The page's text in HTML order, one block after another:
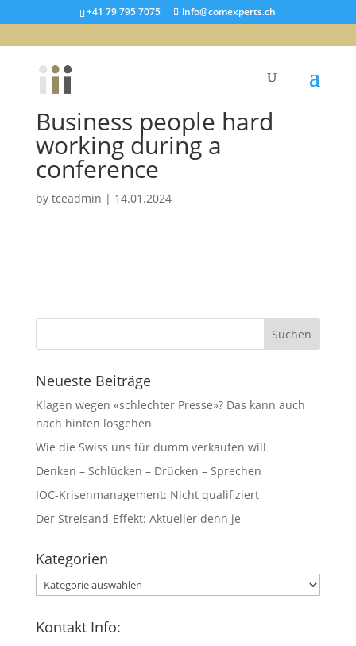
+41 79 795 7075 info@comexperts.ch
Business people hard
working during a
conference
by tceadmin | 14.01.2024
Neueste Beiträge
Klagen wegen «schlechter Presse»? Das kann auch
nach hinten losgehen
Wie die Swiss uns für dumm verkaufen will
Denken – Schlücken – Drücken – Sprechen
IOC-Krisenmanagement: Nicht qualifiziert
Der Streisand-Effekt: Aktueller denn je
Kategorien
Kategorien
Kontakt Info: